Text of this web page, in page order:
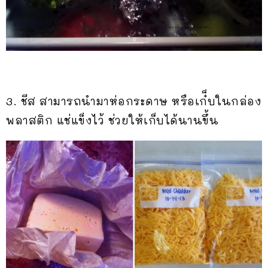
3. ชีส สามารถนำมาห่อกระดาษ หรือเก๋็บในกล่อง
พลาสติก แช่แข็งไว้ ช่วยให้เก็บได้นานขึ้น